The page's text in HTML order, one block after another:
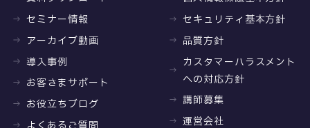
セミナー情報
アーカイブ動画
導入事例
お客さまサポート
お役立ちブログ
セキュリティ基本方針
品質方針
カスタマーハラスメント
への対応方針
講師募集
運営会社